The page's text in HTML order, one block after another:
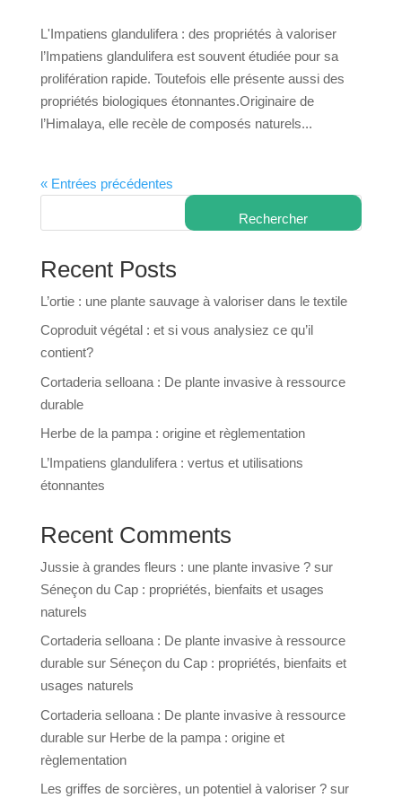
L'Impatiens glandulifera : des propriétés à valoriser
l’Impatiens glandulifera est souvent étudiée pour sa
prolifération rapide. Toutefois elle présente aussi des
propriétés biologiques étonnantes.Originaire de
l’Himalaya, elle recèle de composés naturels...
« Entrées précédentes
Rechercher
Recent Posts
L’ortie : une plante sauvage à valoriser dans le textile
Coproduit végétal : et si vous analysiez ce qu’il
contient?
Cortaderia selloana : De plante invasive à ressource
durable
Herbe de la pampa : origine et règlementation
L’Impatiens glandulifera : vertus et utilisations
étonnantes
Recent Comments
Jussie à grandes fleurs : une plante invasive ?sur
Séneçon du Cap : propriétés, bienfaits et usages
naturels
Cortaderia selloana : De plante invasive à ressource
durablesur Séneçon du Cap : propriétés, bienfaits et
usages naturels
Cortaderia selloana : De plante invasive à ressource
durablesur Herbe de la pampa : origine et
règlementation
Les griffes de sorcières, un potentiel à valoriser ?sur